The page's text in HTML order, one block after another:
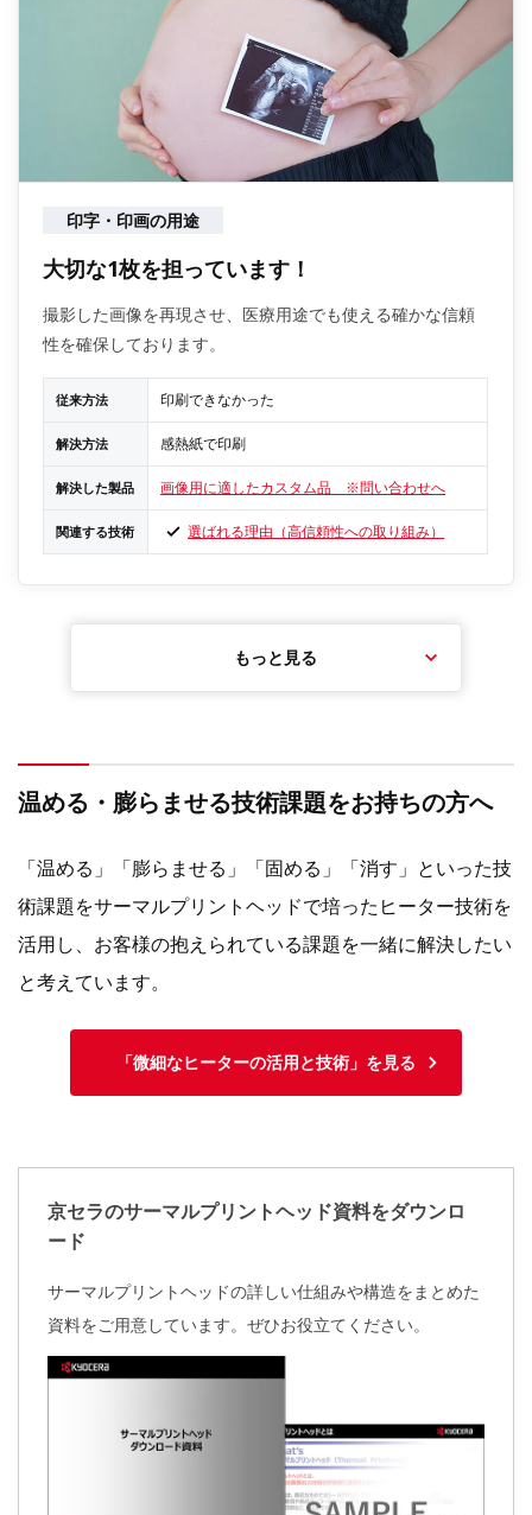
印字・印画の用途
大切な1枚を担っています！
撮影した画像を再現させ、医療用途でも使える確かな信頼
性を確保しております。
従来方法 印刷できなかった
解決方法 感熱紙で印刷
解決した製品 画像用に適したカスタム品 ※問い合わせへ
関連する技術 選ばれる理由（高信頼性への取り組み）
もっと見る
温める・膨らませる技術課題をお持ちの方へ
「温める」「膨らませる」「固める」「消す」といった技
術課題をサーマルプリントヘッドで培ったヒーター技術を
活用し、お客様の抱えられている課題を一緒に解決したい
と考えています。
「微細なヒーターの活用と技術」を見る
京セラのサーマルプリントヘッド資料をダウンロ
ード
サーマルプリントヘッドの詳しい仕組みや構造をまとめた
資料をご用意しています。ぜひお役立てください。